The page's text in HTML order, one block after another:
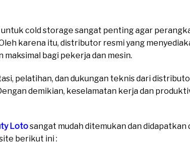
cold storage sangat penting agar
karena itu, distributor resmi yang
bagi pekerja dan mesin.
pelatihan, dan dukungan teknis dari
demikian, keselamatan kerja dan
Lotosangat mudah ditemukan dan
berikut ini :